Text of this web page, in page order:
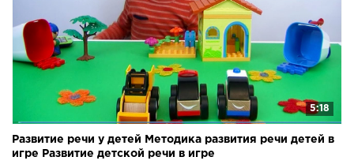
5:18
Развитие речи у детей Методика развития речи детей в
игре Развитие детской речи в игре